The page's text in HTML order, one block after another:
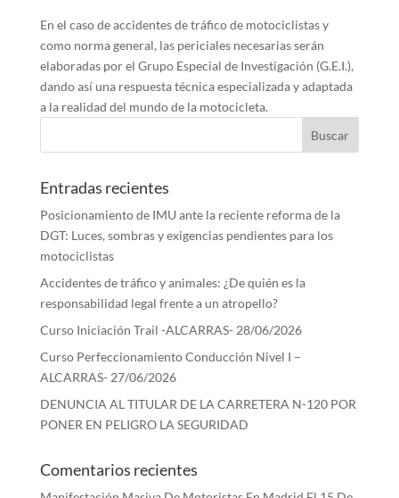
En el caso de accidentes de tráfico de motociclistas y
como norma general, las periciales necesarias serán
elaboradas por el Grupo Especial de Investigación (G.E.I.),
dando así una respuesta técnica especializada y adaptada
a la realidad del mundo de la motocicleta.
Entradas recientes
Posicionamiento de IMU ante la reciente reforma de la
DGT: Luces, sombras y exigencias pendientes para los
motociclistas
Accidentes de tráfico y animales: ¿De quién es la
responsabilidad legal frente a un atropello?
Curso Iniciación Trail -ALCARRAS- 28/06/2026
Curso Perfeccionamiento Conducción Nivel I –
ALCARRAS- 27/06/2026
DENUNCIA AL TITULAR DE LA CARRETERA N-120 POR
PONER EN PELIGRO LA SEGURIDAD
Comentarios recientes